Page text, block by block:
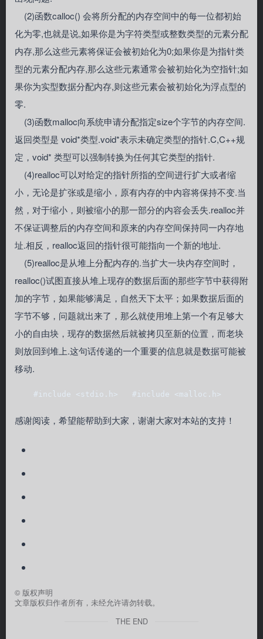
(2)函数calloc() 会将所分配的内存空间中的每一位都初始
化为零,也就是说,如果你是为字符类型或整数类型的元素分配
内存,那么这些元素将保证会被初始化为0;如果你是为指针类
型的元素分配内存,那么这些元素通常会被初始化为空指针;如
果你为实型数据分配内存,则这些元素会被初始化为浮点型的
零.
(3)函数malloc向系统申请分配指定size个字节的内存空间.
返回类型是 void*类型.void*表示未确定类型的指针.C,C++规
定，void* 类型可以强制转换为任何其它类型的指针.
(4)realloc可以对给定的指针所指的空间进行扩大或者缩
小，无论是扩张或是缩小，原有内存的中内容将保持不变.当
然，对于缩小，则被缩小的那一部分的内容会丢失.realloc并
不保证调整后的内存空间和原来的内存空间保持同一内存地
址.相反，realloc返回的指针很可能指向一个新的地址.
(5)realloc是从堆上分配内存的.当扩大一块内存空间时，
realloc()试图直接从堆上现存的数据后面的那些字节中获得附
加的字节，如果能够满足，自然天下太平；如果数据后面的
字节不够，问题就出来了，那么就使用堆上第一个有足够大
小的自由块，现存的数据然后就被拷贝至新的位置，而老块
则放回到堆上.这句话传递的一个重要的信息就是数据可能被
移动.
#include <stdio.h>   #include <malloc.h>
感谢阅读，希望能帮助到大家，谢谢大家对本站的支持！
© 版权声明
文章版权归作者所有，未经允许请勿转载。
THE END